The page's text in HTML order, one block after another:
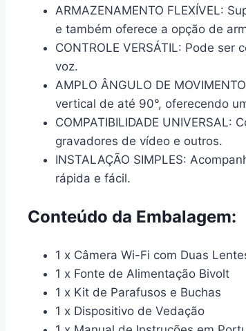
ARMAZENAMENTO FLEXÍVEL:
e também oferece a opção de
CONTROLE VERSÁTIL: Pode ser
voz.
AMPLO ÂNGULO DE
vertical de até 90°, oferecendo
COMPATIBILIDADE UNIVERSAL:
gravadores de vídeo e outros.
INSTALAÇÃO SIMPLES:
rápida e fácil.
Conteúdo da Embalagem:
1 x Câmera Wi-Fi com Duas
1 x Fonte de Alimentação Bivolt
1 x Kit de Parafusos e Buchas
1 x Dispositivo de Vedação